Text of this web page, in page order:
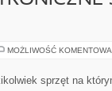
MOŻLIWOŚĆ
sprzęt na